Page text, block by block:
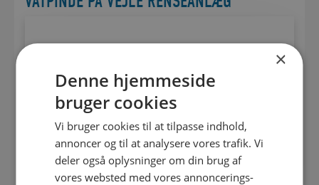
×
Denne hjemmeside
bruger cookies
Vi bruger cookies til at tilpasse indhold,
annoncer og til at analysere vores trafik. Vi
deler også oplysninger om din brug af
vores websted med vores annoncerings-